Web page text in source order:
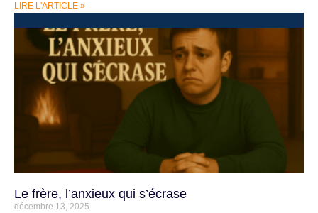
LIRE L'ARTICLE »
Le frère, l’anxieux qui s’écrase
décembre 13, 2025